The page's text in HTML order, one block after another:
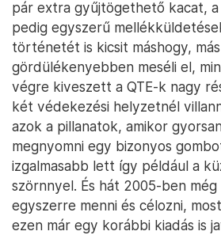
pár extra gyűjtögethető kacat,
pedig egyszerű
történetét is kicsit máshogy,
gördülékenyebben meséli el,
végre kiveszett a QTE-k nagy
két védekezési helyzetnél
azok a pillanatok, amikor
megnyomni egy bizonyos
izgalmasabb lett így például a
szörnnyel. És hát 2005-ben
egyszerre menni és célozni,
ezen már egy korábbi kiadás is